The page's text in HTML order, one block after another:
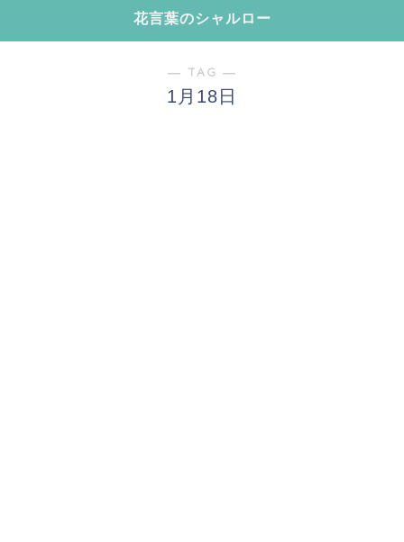
花言葉のシャルロー
― TAG ―
1月18日